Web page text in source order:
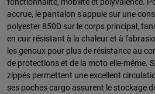
accrue, le pantalon s'appuie sur une
polyester 850D sur le corps principal,
en cuir résistant à la chaleur et à
les genoux pour plus de résistance au
de protections et de la moto elle-même.
zippés permettent une excellent
ses poches cargo assurent le stockage